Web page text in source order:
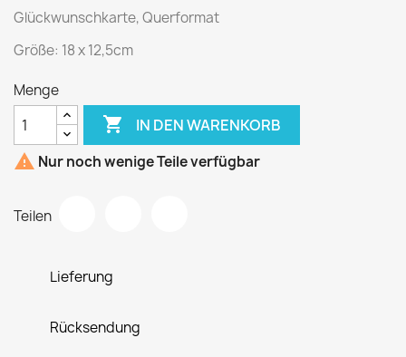
Glückwunschkarte, Querformat
Größe: 18 x 12,5cm
Menge
 IN DEN WARENKORB
 Nur noch wenige Teile verfügbar
Teilen
Lieferung
Rücksendung